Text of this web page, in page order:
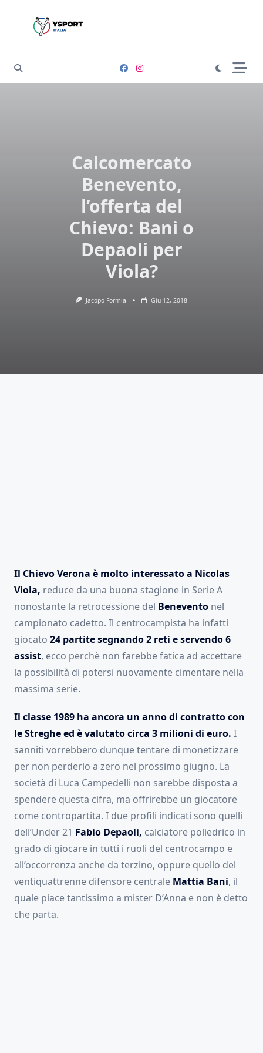
Calcomercato
Benevento,
l’offerta del
Chievo: Bani o
Depaoli per
Viola?
Jacopo Formia Giu 12, 2018
Il Chievo Verona è molto interessato a Nicolas
Viola, reduce da una buona stagione in Serie A
nonostante la retrocessione del Benevento nel
campionato cadetto. Il centrocampista ha infatti
giocato 24 partite segnando 2 reti e servendo 6
assist, ecco perchè non farebbe fatica ad accettare
la possibilità di potersi nuovamente cimentare nella
massima serie.
Il classe 1989 ha ancora un anno di contratto con
le Streghe ed è valutato circa 3 milioni di euro. I
sanniti vorrebbero dunque tentare di monetizzare
per non perderlo a zero nel prossimo giugno. La
società di Luca Campedelli non sarebbe disposta a
spendere questa cifra, ma offrirebbe un giocatore
come contropartita. I due profili indicati sono quelli
dell’Under 21 Fabio Depaoli, calciatore poliedrico in
grado di giocare in tutti i ruoli del centrocampo e
all’occorrenza anche da terzino, oppure quello del
ventiquattrenne difensore centrale Mattia Bani, il
quale piace tantissimo a mister D’Anna e non è detto
che parta.